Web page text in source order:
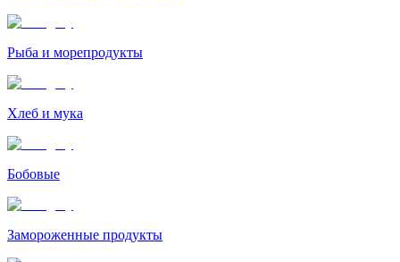
Рыба и морепродукты
Хлеб и мука
Бобовые
Замороженные продукты